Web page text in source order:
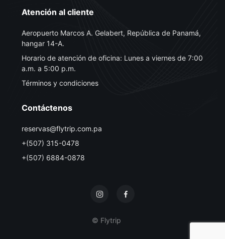
Atención al cliente
Aeropuerto Marcos A. Gelabert, República de Panamá,
hangar 14-A.
Horario de atención de oficina: Lunes a viernes de 7:00
a.m. a 5:00 p.m.
Términos y condiciones
Contáctenos
reservas@flytrip.com.pa
+(507) 315-0478
+(507) 6884-0878
© Flytrip